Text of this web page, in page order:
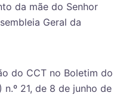
da mãe do Senhor
Geral da
do CCT no Boletim do
21, de 8 de junho de